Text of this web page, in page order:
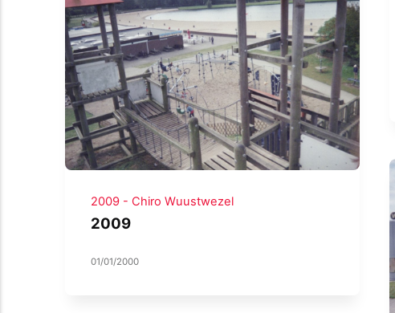
2009 - Chiro Wuustwezel
2009
01/01/2000